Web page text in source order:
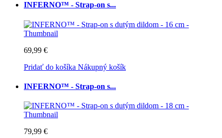
INFERNO™ - Strap-on s...
69,99 €
Pridať do košíka Nákupný košík
INFERNO™ - Strap-on s...
79,99 €